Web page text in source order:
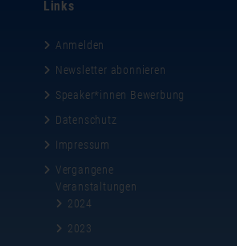
Links
Anmelden
Newsletter abonnieren
Speaker*innen Bewerbung
Datenschutz
Impressum
Vergangene
Veranstaltungen
2024
2023